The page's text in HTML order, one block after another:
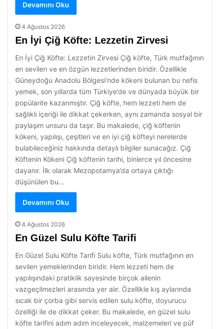
Devamını Oku
4 Ağustos 2026
En İyi Çiğ Köfte: Lezzetin Zirvesi
En İyi Çiğ Köfte: Lezzetin Zirvesi Çiğ köfte, Türk mutfağının
en sevilen ve en özgün lezzetlerinden biridir. Özellikle
Güneydoğu Anadolu Bölgesi’nde kökeni bulunan bu nefis
yemek, son yıllarda tüm Türkiye’de ve dünyada büyük bir
popülarite kazanmıştır. Çiğ köfte, hem lezzeti hem de
sağlıklı içeriği ile dikkat çekerken, aynı zamanda sosyal bir
paylaşım unsuru da taşır. Bu makalede, çiğ köftenin
kökeni, yapılışı, çeşitleri ve en iyi çiğ köfteyi nerelerde
bulabileceğiniz hakkında detaylı bilgiler sunacağız. Çiğ
Köftenin Kökeni Çiğ köftenin tarihi, binlerce yıl öncesine
dayanır. İlk olarak Mezopotamya’da ortaya çıktığı
düşünülen bu…
Devamını Oku
4 Ağustos 2026
En Güzel Sulu Köfte Tarifi
En Güzel Sulu Köfte Tarifi Sulu köfte, Türk mutfağının en
sevilen yemeklerinden biridir. Hem lezzeti hem de
yapılışındaki pratiklik sayesinde birçok ailenin
vazgeçilmezleri arasında yer alır. Özellikle kış aylarında
sıcak bir çorba gibi servis edilen sulu köfte, doyurucu
özelliği ile de dikkat çeker. Bu makalede, en güzel sulu
köfte tarifini adım adım inceleyecek, malzemeleri ve püf